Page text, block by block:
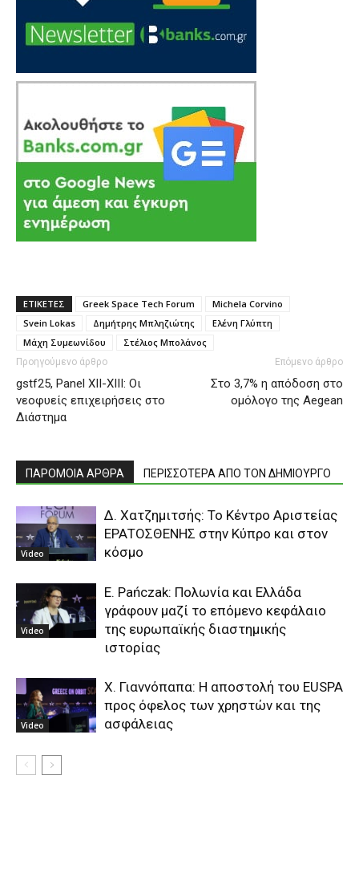
ΕΤΙΚΕΤΕΣ Greek Space Tech Forum
Michela Corvino
Svein Lokas
Δημήτρης Μπληζιώτης
Ελένη Γλύπτη
Μάχη Συμεωνίδου
Στέλιος Μπολάνος
Προηγούμενο άρθρο
gstf25, Panel ΧII-XIII: Οι
νεοφυείς επιχειρήσεις στο
Διάστημα
Επόμενο άρθρο
Στο 3,7% η απόδοση στο
ομόλογο της Aegean
ΠΑΡΟΜΟΙΑ ΑΡΘΡΑ ΠΕΡΙΣΣΟΤΕΡΑ ΑΠΟ ΤΟΝ ΔΗΜΙΟΥΡΓΟ
Video
Δ. Χατζημιτσής: Το Κέντρο Αριστείας
ΕΡΑΤΟΣΘΕΝΗΣ στην Κύπρο και στον
κόσμο
Video
E. Pańczak: Πολωνία και Ελλάδα
γράφουν μαζί το επόμενο κεφάλαιο
της ευρωπαϊκής διαστημικής
ιστορίας
Video
Χ. Γιαννόπαπα: Η αποστολή του EUSPA
προς όφελος των χρηστών και της
ασφάλειας